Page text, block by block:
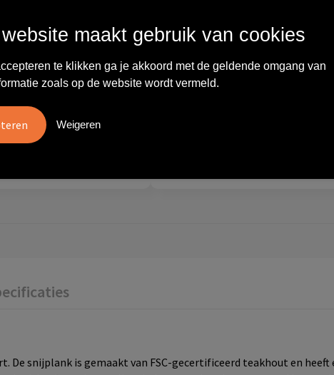
over
Ravelli Relatie
en prettig, we w..."
10
"Ze denken in oplossingen.
De bestelde artikelen waren
10
De snijplank is gemaakt van FSC-gecertificeerd teakhout en
maakt gebruik van cookies
te klikken ga je akkoord met de geldende omgang van
zoals op de website wordt vermeld.
Weigeren